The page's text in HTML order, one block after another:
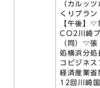
（カルッ
くりブラン
【午後】
CO2川崎
（同）▽
処横浜分
コビジネ
経済産業
12回川崎